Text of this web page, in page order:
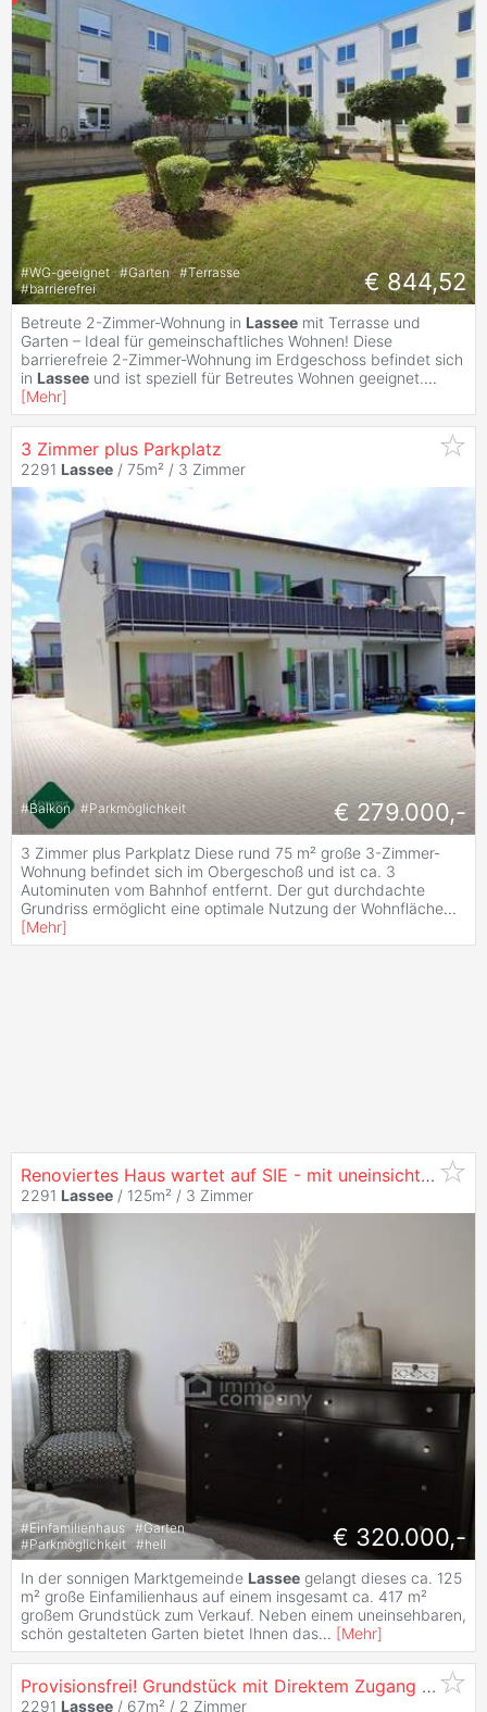
#WG-geeignet #Garten #Terrasse
#barrierefrei € 844,52
Betreute 2-Zimmer-Wohnung in Lassee mit Terrasse und
Garten – Ideal für gemeinschaftliches Wohnen! Diese
barrierefreie 2-Zimmer-Wohnung im Erdgeschoss befindet sich
in Lassee und ist speziell für Betreutes Wohnen geeignet....
[Mehr]
3 Zimmer plus Parkplatz
2291 Lassee / 75m² / 3 Zimmer
#Balkon #Parkmöglichkeit € 279.000,-
3 Zimmer plus Parkplatz Diese rund 75 m² große 3-Zimmer-
Wohnung befindet sich im Obergeschoß und ist ca. 3
Autominuten vom Bahnhof entfernt. Der gut durchdachte
Grundriss ermöglicht eine optimale Nutzung der Wohnfläche...
[Mehr]
Renoviertes Haus wartet auf SIE - mit uneinsichtigem gepflegten Garten
2291 Lassee / 125m² / 3 Zimmer
#Einfamilienhaus #Garten
#Parkmöglichkeit #hell € 320.000,-
In der sonnigen Marktgemeinde Lassee gelangt dieses ca. 125
m² große Einfamilienhaus auf einem insgesamt ca. 417 m²
großem Grundstück zum Verkauf. Neben einem uneinsehbaren,
schön gestalteten Garten bietet Ihnen das... [Mehr]
Provisionsfrei! Grundstück mit Direktem Zugang und Ganzjährigem Urlaubsfeeling!
2291 Lassee / 67m² / 2 Zimmer